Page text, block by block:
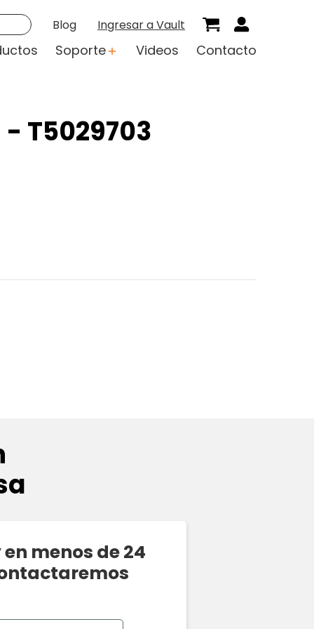
Blog Ingresar a Vault
Soporte Videos Contacto
T5029703
menos de 24